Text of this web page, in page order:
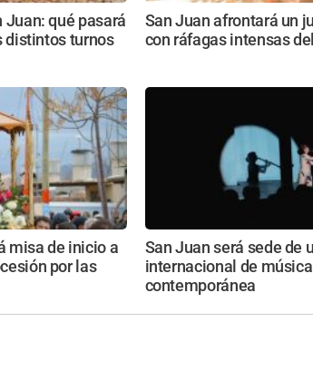
Juan: qué pasará
distintos turnos
San Juan afrontará un
con ráfagas intensas
misa de inicio a
por las
San Juan será sede de
internacional de música
contemporánea